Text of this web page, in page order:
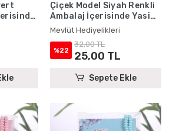
ve
Çiçek Model Siyah Renkli
Ambalaj İçerisinde Yasin
Kitabı, Magnet ve Tesbih -
Mevlüt Hediyelikleri
Mevlüt Hediyelikleri
%22
32,00 TL
25,00 TL
Sepete Ekle